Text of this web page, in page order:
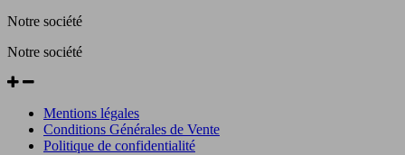
Notre société
Notre société
Mentions légales
Conditions Générales de Vente
Politique de confidentialité